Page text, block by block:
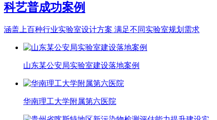
科艺普成功案例
涵盖上百种行业实验室设计方案 满足不同实验室规划需求
山东某公安局实验室建设落地案例
华南理工大学附属第六医院